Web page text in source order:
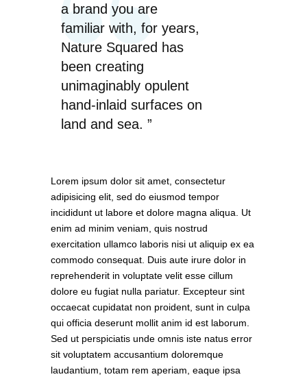
a brand you are
familiar with, for years,
Nature Squared has
been creating
unimaginably opulent
hand-inlaid surfaces on
land and sea. ”
Lorem ipsum dolor sit amet, consectetur
adipisicing elit, sed do eiusmod tempor
incididunt ut labore et dolore magna aliqua. Ut
enim ad minim veniam, quis nostrud
exercitation ullamco laboris nisi ut aliquip ex ea
commodo consequat. Duis aute irure dolor in
reprehenderit in voluptate velit esse cillum
dolore eu fugiat nulla pariatur. Excepteur sint
occaecat cupidatat non proident, sunt in culpa
qui officia deserunt mollit anim id est laborum.
Sed ut perspiciatis unde omnis iste natus error
sit voluptatem accusantium doloremque
laudantium, totam rem aperiam, eaque ipsa